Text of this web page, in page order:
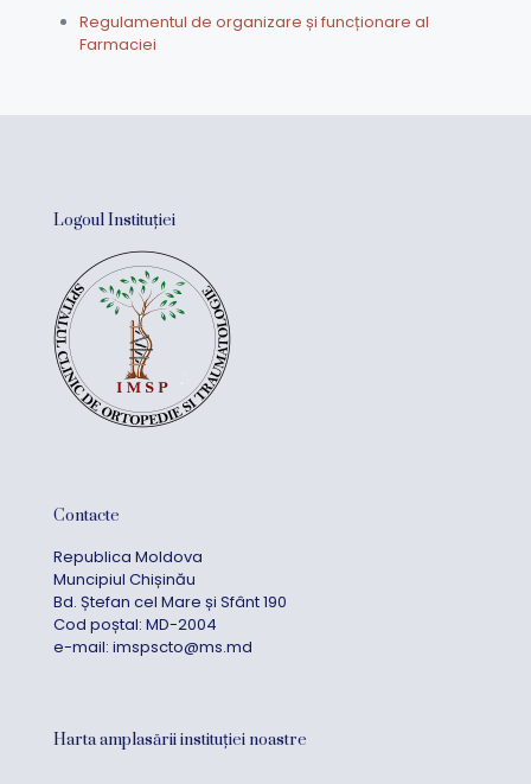
Regulamentul de organizare și funcționare al
Farmaciei
Logoul Instituției
Contacte
Republica Moldova
Muncipiul Chișinău
Bd. Ștefan cel Mare și Sfânt 190
Cod poștal: MD-2004
e-mail: imspscto@ms.md
Harta amplasării instituției noastre